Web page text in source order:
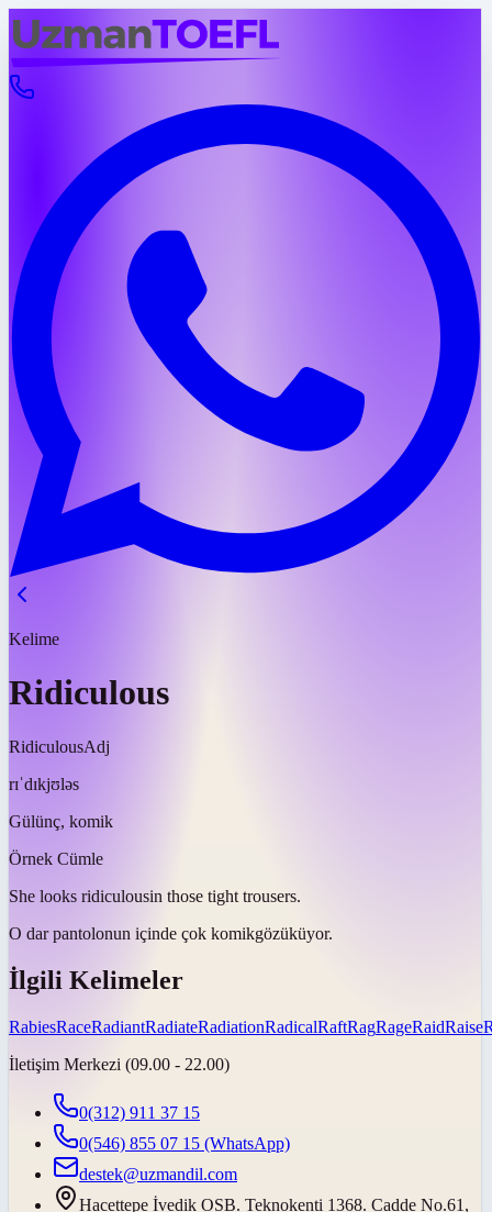
Kelime
Ridiculous
RidiculousAdj
rɪˈdɪkjʊləs
Gülünç, komik
Örnek Cümle
She looks ridiculousin those tight trousers.
O dar pantolonun içinde çok komikgözüküyor.
İlgili Kelimeler
RabiesRaceRadiantRadiateRadiationRadicalRaftRagRageRaidRaise
İletişim Merkezi (09.00 - 22.00)
0(312) 911 37 15
0(546) 855 07 15 (WhatsApp)
destek@uzmandil.com
Hacettepe İvedik OSB. Teknokenti 1368. Cadde No.61,